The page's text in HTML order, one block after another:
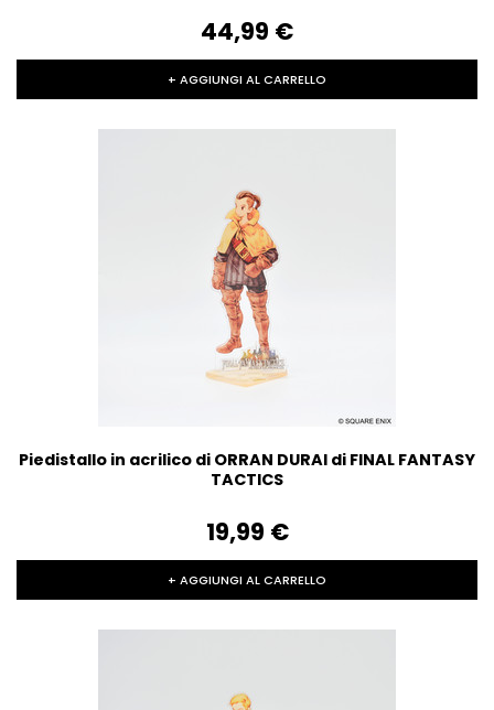
44,99‎ ‎€
+ AGGIUNGI AL CARRELLO
Piedistallo in acrilico di ORRAN DURAI di FINAL FANTASY
TACTICS
19,99‎ ‎€
+ AGGIUNGI AL CARRELLO